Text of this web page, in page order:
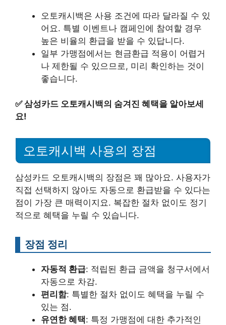
오토캐시백은 사용 조건에 따라 달라질 수 있
어요. 특별 이벤트나 캠페인에 참여할 경우
높은 비율의 환급을 받을 수 있답니다.
일부 가맹점에서는 현금환급 적용이 어렵거
나 제한될 수 있으므로, 미리 확인하는 것이
좋습니다.
✅삼성카드 오토캐시백의 숨겨진 혜택을 알아보세
요!
오토캐시백 사용의 장점
삼성카드 오토캐시백의 장점은 꽤 많아요. 사용자가
직접 선택하지 않아도 자동으로 환급받을 수 있다는
점이 가장 큰 매력이지요. 복잡한 절차 없이도 정기
적으로 혜택을 누릴 수 있습니다.
장점 정리
자동적 환급: 적립된 환급 금액을 청구서에서
자동으로 차감.
편리함: 특별한 절차 없이도 혜택을 누릴 수
있는 점.
유연한 혜택: 특정 가맹점에 대한 추가적인